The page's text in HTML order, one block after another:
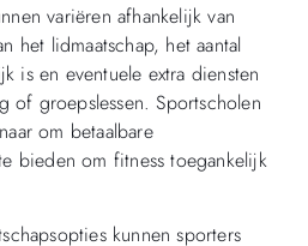
variëren afhankelijk van
het lidmaatschap, het aantal
is en eventuele extra diensten
of groepslessen. Sportscholen
om betaalbare
bieden om fitness toegankelijk
kunnen sporters